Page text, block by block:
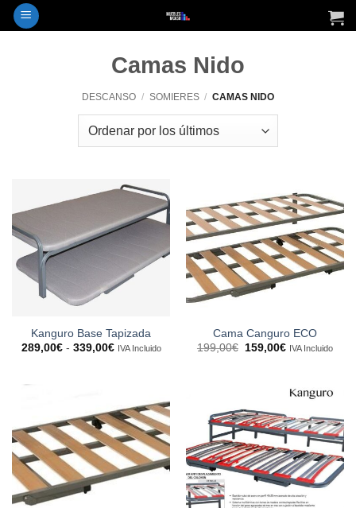
Saltar
al
Camas Nido
DESCANSO / SOMIERES / CAMAS NIDO
Kanguro Base Tapizada
289,00€ - 339,00€Rango
339,00€
IVA Incluido
Cama Canguro ECO
199,00€
El
159,00€El
159,00€.
IVA Incluido